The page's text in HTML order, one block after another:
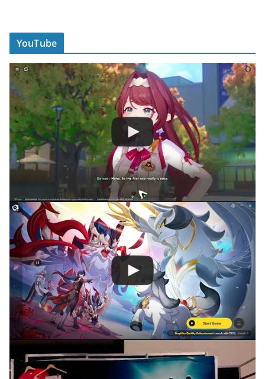
YouTube